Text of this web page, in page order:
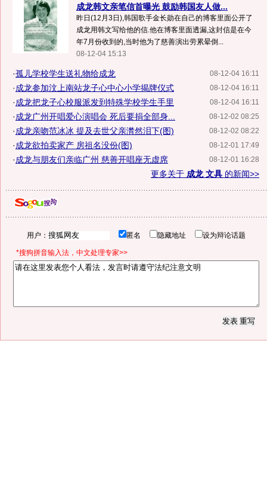
成龙韩文亲笔信首曝光 鼓励韩国友人做...
昨日(12月3日),韩国歌手金长勋在自己的博客里面公开了
成龙用韩文写给他的信.他在博客里面透漏,这封信是在今
年7月份收到的,当时他为了慈善演出劳累晕倒...
08-12-04 15:13
08-12-04 16:11
·孤儿学校学生送礼物给成龙
08-12-04 16:11
·成龙参加汶上南站龙子心中心小学揭牌仪式
08-12-04 16:11
·成龙把龙子心校服派发到特殊学校学生手里
08-12-02 08:25
·成龙广州开唱爱心演唱会 死后要捐全部身...
08-12-02 08:22
·成龙亲吻范冰冰 提及去世父亲潸然泪下(图)
08-12-01 17:49
·成龙欲拍卖家产 房祖名没份(图)
08-12-01 16:28
·成龙与朋友们亲临广州 慈善开唱座无虚席
更多关于 成龙 文具 的新闻>>
用户： 匿名 隐藏地址 设为辩论话题
*搜狗拼音输入法，中文处理专家>>